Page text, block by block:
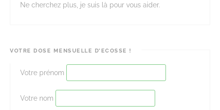
Ne cherchez plus, je suis là pour vous aider.
VOTRE DOSE MENSUELLE D’ECOSSE !
Votre prénom
Votre nom